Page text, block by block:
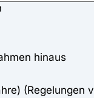
hinaus
(Regelungen